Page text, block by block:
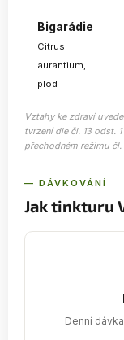
Bigarádie
Citrus
aurantium,
plod
Vztahy ke zdraví
tvrzení dle čl. 13 odst.
přechodném režimu
— DÁVKOVÁNÍ
Jak tinkturu
Denní